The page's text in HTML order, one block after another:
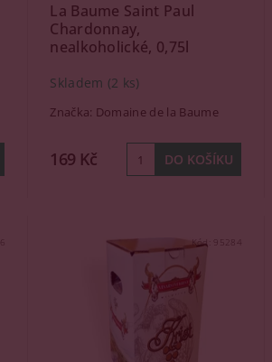
La Baume Saint Paul
Chardonnay,
nealkoholické, 0,75l
Skladem (2 ks)
Značka: Domaine de la Baume
169 Kč
Kód: 95284